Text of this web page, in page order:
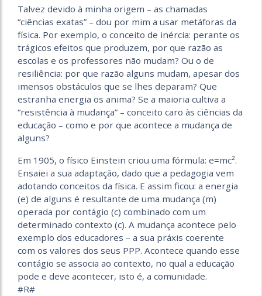
Talvez devido à minha origem – as chamadas
“ciências exatas” – dou por mim a usar metáforas da
física. Por exemplo, o conceito de inércia: perante os
trágicos efeitos que produzem, por que razão as
escolas e os professores não mudam? Ou o de
resiliência: por que razão alguns mudam, apesar dos
imensos obstáculos que se lhes deparam? Que
estranha energia os anima? Se a maioria cultiva a
“resistência à mudança” – conceito caro às ciências da
educação – como e por que acontece a mudança de
alguns?
Em 1905, o físico Einstein criou uma fórmula: e=mc².
Ensaiei a sua adaptação, dado que a pedagogia vem
adotando conceitos da física. E assim ficou: a energia
(e) de alguns é resultante de uma mudança (m)
operada por contágio (c) combinado com um
determinado contexto (c). A mudança acontece pelo
exemplo dos educadores – a sua práxis coerente
com os valores dos seus PPP. Acontece quando esse
contágio se associa ao contexto, no qual a educação
pode e deve acontecer, isto é, a comunidade.
#R#